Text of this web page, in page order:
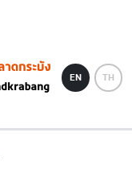
EN TH